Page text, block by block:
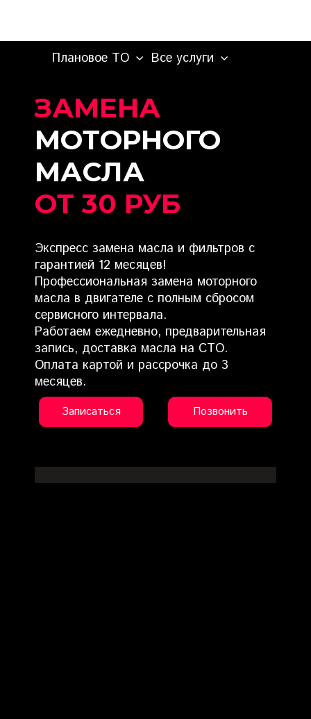
Записаться Позвонить
ЗАМЕНА
МОТОРНОГО
МАСЛА
ОТ 30 РУБ
Экспресс замена масла и фильтров с
гарантией 12 месяцев!
Профессиональная замена моторного
масла в двигателе с полным сбросом
сервисного интервала.
Работаем ежедневно, предварительная
запись, доставка масла на СТО.
Оплата картой и рассрочка до 3
месяцев.
Плановое ТО Все услуги